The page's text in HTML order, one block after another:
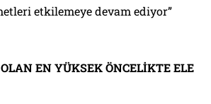
etkilemeye devam ediyor”
EN YÜKSEK ÖNCELİKTE ELE